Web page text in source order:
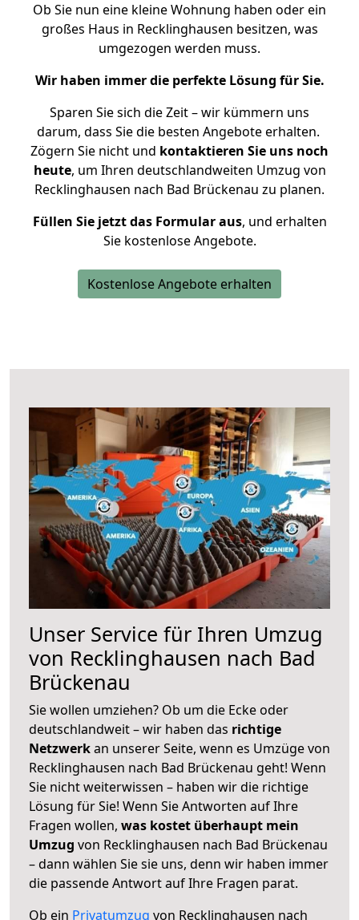
Ob Sie nun eine kleine Wohnung haben oder ein
großes Haus in Recklinghausen besitzen, was
umgezogen werden muss.
Wir haben immer die perfekte Lösung für Sie.
Sparen Sie sich die Zeit – wir kümmern uns
darum, dass Sie die besten Angebote erhalten.
Zögern Sie nicht und kontaktieren Sie uns noch
heute, um Ihren deutschlandweiten Umzug von
Recklinghausen nach Bad Brückenau zu planen.
Füllen Sie jetzt das Formular aus, und erhalten
Sie kostenlose Angebote.
Kostenlose Angebote erhalten
Unser Service für Ihren Umzug
von Recklinghausen nach Bad
Brückenau
Sie wollen umziehen? Ob um die Ecke oder
deutschlandweit – wir haben das richtige
Netzwerkan unserer Seite, wenn es Umzüge von
Recklinghausen nach Bad Brückenau geht! Wenn
Sie nicht weiterwissen – haben wir die richtige
Lösung für Sie! Wenn Sie Antworten auf Ihre
Fragen wollen, was kostet überhaupt mein
Umzug von Recklinghausen nach Bad Brückenau
– dann wählen Sie sie uns, denn wir haben immer
die passende Antwort auf Ihre Fragen parat.
Ob ein Privatumzug von Recklinghausen nach